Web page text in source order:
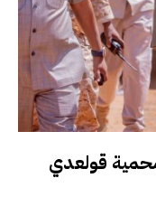
قولعدي